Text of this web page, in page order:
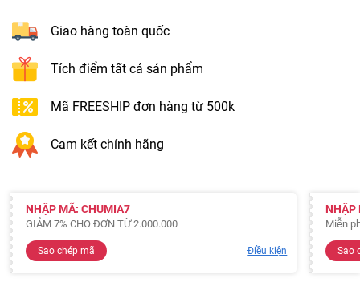
Giao hàng toàn quốc
Tích điểm tất cả sản phẩm
Mã FREESHIP đơn hàng từ 500k
Cam kết chính hãng
NHẬP MÃ: CHUMIA7
GIẢM 7% CHO ĐƠN TỪ 2.000.000
Sao chép mã Điều kiện
NHẬP
Miễn
Sao